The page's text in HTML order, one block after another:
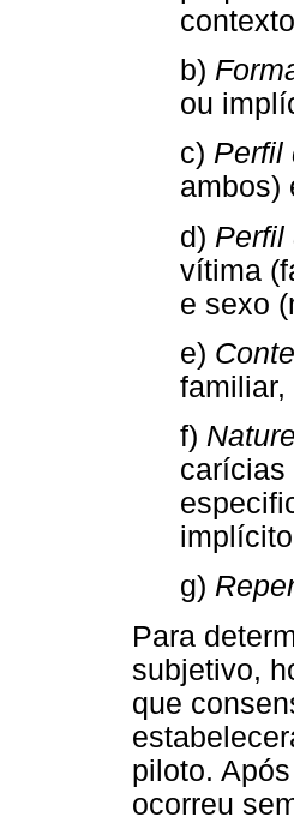
b)
ou
c) Perfil
ambos)
d) Perfil
vítima
e sexo
e)
f)
carícias
g)
Para
subjetivo,
que
piloto.
ocorreu